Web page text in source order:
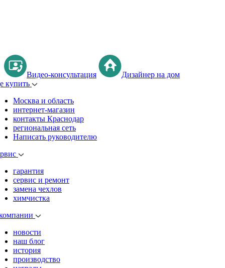
Видео-консультация
Дизайнер на дом
купить
Москва и область
интернет-магазин
контакты Краснодар
региональная сеть
Написать руководителю
гарантия
сервис и ремонт
замена чехлов
химчистка
новости
наш блог
история
производство